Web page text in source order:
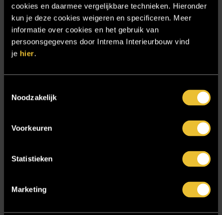
cookies en daarmee vergelijkbare technieken. Hieronder
kun je deze cookies weigeren en specificeren. Meer
informatie over cookies en het gebruik van
persoonsgegevens door Intrema Interieurbouw vind
je hier.
Noodzakelijk
Voorkeuren
Statistieken
Marketing
SIDN
Trebbe MiddenWest
TV lift
Twentsch Hooratelier
Vacature Allround monteur interieurbouwer